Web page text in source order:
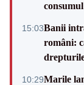
consumul
15:03Banii
români:
10:29Marile